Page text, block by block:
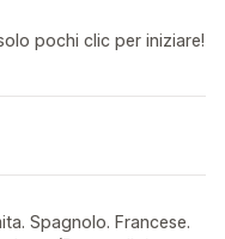
pochi clic per iniziare!
Spagnolo. Francese.